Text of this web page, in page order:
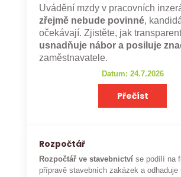
Uvádění mzdy v pracovních
zřejmě nebude povinné,
očekávají. Zjistěte, jak
usnadňuje nábor a posiluje
zaměstnavatele.
Datum: 24.7.2026
Přečíst
Rozpočtář
Rozpočtář ve stavebnictví se podílí na
přípravě stavebních zakázek a odhaduje